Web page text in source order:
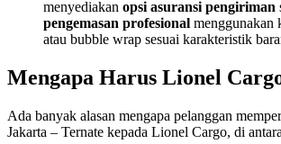
menyediakan opsi asuransi pengiriman
pengemasan profesional menggunakan
atau bubble wrap sesuai karakteristik
Mengapa Harus Lionel
Ada banyak alasan mengapa pelanggan
Jakarta – Ternate kepada Lionel Cargo, di